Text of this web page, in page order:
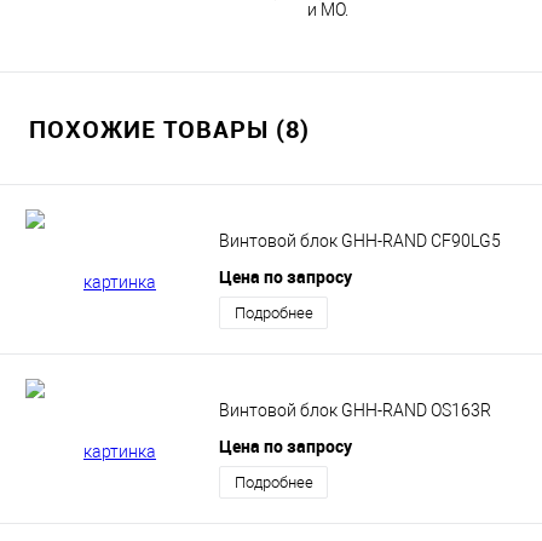
и МО.
ПОХОЖИЕ ТОВАРЫ (8)
Винтовой блок GHH-RAND CF90LG5
Цена по запросу
Подробнее
Винтовой блок GHH-RAND OS163R
Цена по запросу
Подробнее